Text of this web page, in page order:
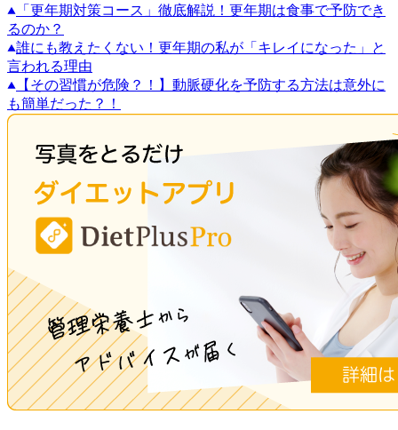
「更年期対策コース」徹底解説！更年期は食事で予防でき
るのか？
誰にも教えたくない！更年期の私が「キレイになった」と
言われる理由
【その習慣が危険？！】動脈硬化を予防する方法は意外に
も簡単だった？！